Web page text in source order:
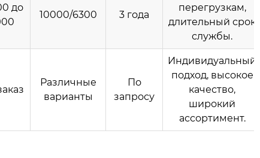
до
10000/6300 3 года
перегрузкам,
длительный срок
службы.
Различные
варианты
По
запросу
Индивидуальный
подход, высокое
качество,
широкий
ассортимент.